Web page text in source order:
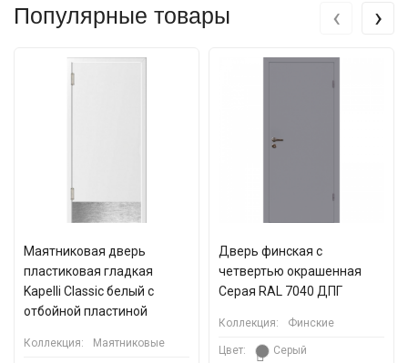
Популярные товары
Маятниковая дверь
пластиковая гладкая
Kapelli Classic белый с
отбойной пластиной
Коллекция: Маятниковые
Дверь финская с
четвертью окрашенная
Серая RAL 7040 ДПГ
Коллекция: Финские
Цвет: Серый
‹ ›